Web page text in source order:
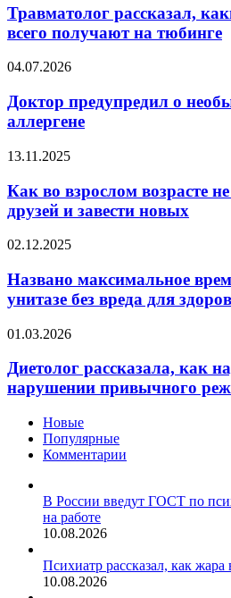
какие
травмы
чаще
получают
тюбинге
Травматолог рассказал,
всего получают на тюбинге
Доктор
о
необычном
летнем
04.07.2026
Доктор предупредил о
аллергене
Как
взрослом
возрасте
не
старых
и
завести
13.11.2025
Как во взрослом возрасте
друзей и завести новых
Названо
время
сидения
на
без
для
здоровья
02.12.2025
Названо максимальное
унитазе без вреда для
Диетолог
как
надо
питаться
нарушении
привычного
режима
01.03.2026
Диетолог рассказала, как
нарушении привычного
Новые
Популярные
Комментарии
В России введут ГОСТ по
на работе
10.08.2026
Психиатр рассказал, как
10.08.2026